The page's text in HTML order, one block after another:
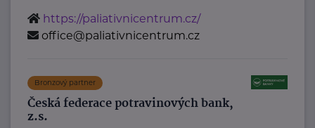
https://paliativnicentrum.cz/
office@paliativnicentrum.cz
Bronzový partner
Česká federace potravinových bank,
z.s.